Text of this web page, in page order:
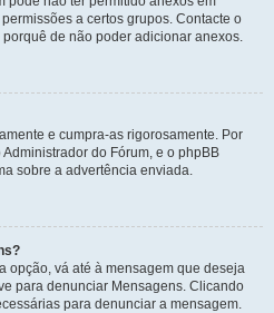
a certos grupos. Contacte o
de não poder adicionar anexos.
e cumpra-as rigorosamente. Por
do Fórum, e o phpBB
sobre a advertência enviada.
opção, vá até à mensagem que deseja
para denunciar Mensagens. Clicando
para denunciar a mensagem.